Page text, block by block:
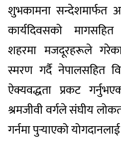
शुभकामना सन्देशमार्फत
कार्यदिवसको
शहरमा मजदूरहरूले
स्मरण गर्दै नेपालसहित
ऐक्यवद्धता प्रकट
श्रमजीवी वर्गले संघीय
गर्नमा पुर्‍याएको